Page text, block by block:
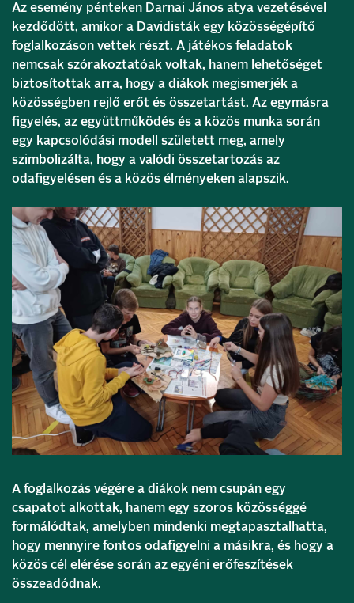
Az esemény pénteken Darnai János atya vezetésével
kezdődött, amikor a Davidisták egy közösségépítő
foglalkozáson vettek részt. A játékos feladatok
nemcsak szórakoztatóak voltak, hanem lehetőséget
biztosítottak arra, hogy a diákok megismerjék a
közösségben rejlő erőt és összetartást. Az egymásra
figyelés, az együttműködés és a közös munka során
egy kapcsolódási modell született meg, amely
szimbolizálta, hogy a valódi összetartozás az
odafigyelésen és a közös élményeken alapszik.
A foglalkozás végére a diákok nem csupán egy
csapatot alkottak, hanem egy szoros közösséggé
formálódtak, amelyben mindenki megtapasztalhatta,
hogy mennyire fontos odafigyelni a másikra, és hogy a
közös cél elérése során az egyéni erőfeszítések
összeadódnak.